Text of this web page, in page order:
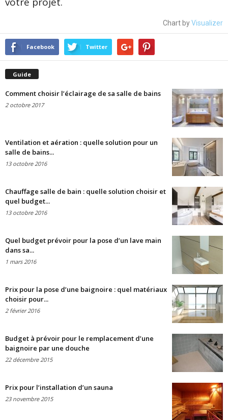
Chart byVisualizer
Facebook Twitter
Guide
Comment choisir l’éclairage de sa salle de bains
2 octobre 2017
Ventilation et aération : quelle solution pour un
salle de bains...
13 octobre 2016
Chauffage salle de bain : quelle solution choisir et
quel budget...
13 octobre 2016
Quel budget prévoir pour la pose d’un lave main
dans sa...
1 mars 2016
Prix pour la pose d’une baignoire : quel matériaux
choisir pour...
2 février 2016
Budget à prévoir pour le remplacement d’une
baignoire par une douche
22 décembre 2015
Prix pour l’installation d’un sauna
23 novembre 2015